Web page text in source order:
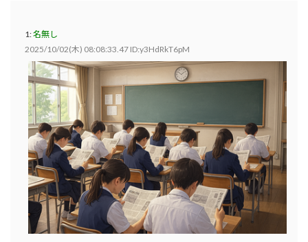
1:名無し
2025/10/02(木) 08:08:33.47 ID:y3HdRkT6pM